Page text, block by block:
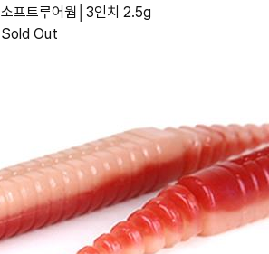
소프트루어웜│3인치 2.5g
Sold Out